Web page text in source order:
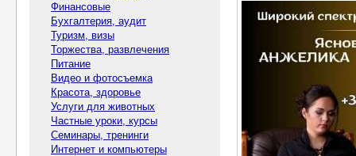
Финансовые
Бухгалтерия, аудит
Туризм, визы
Торжества, развлечения
Питание
Видео и фотосъемка
Красота, здоровье
Услуги для животных
Частные уроки, курсы
Семинары, тренинги
Интернет и компьютеры